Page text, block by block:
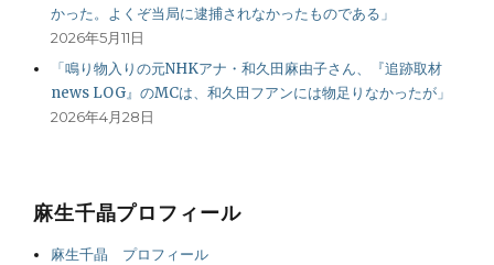
かった。よくぞ当局に逮捕されなかったものである」
2026年5月11日
「鳴り物入りの元NHKアナ・和久田麻由子さん、『追跡取材
news LOG』のMCは、和久田フアンには物足りなかったが」
2026年4月28日
麻生千晶プロフィール
麻生千晶 プロフィール